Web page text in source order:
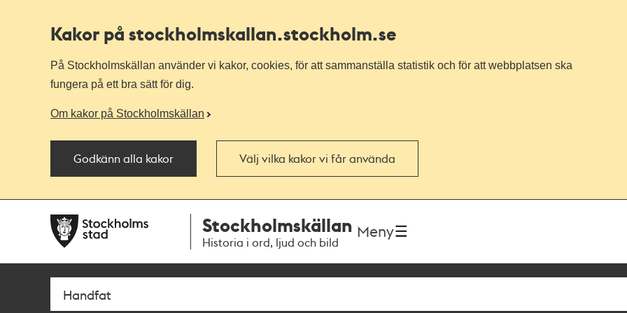
Kakor på stockholmskallan.stockholm.se
På Stockholmskällan använder vi kakor, cookies, för att sammanställa statistik och för att webbplatsen ska
fungera på ett bra sätt för dig.
Om kakor på Stockholmskällan
Godkänn alla kakor Välj vilka kakor vi får använda
navigationen
huvudinnehållet
Stockholmskällan
Historia i ord, ljud och bild
Meny
Sök